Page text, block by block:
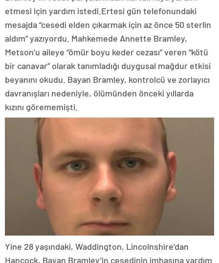
etmesi için yardım istedi.Ertesi gün telefonundaki
mesajda “cesedi elden çıkarmak için az önce 50 sterlin
aldım” yazıyordu. Mahkemede Annette Bramley,
Metson’u aileye “ömür boyu keder cezası” veren “kötü
bir canavar” olarak tanımladığı duygusal mağdur etkisi
beyanını okudu. Bayan Bramley, kontrolcü ve zorlayıcı
davranışları nedeniyle, ölümünden önceki yıllarda
kızını görememişti.
Yine 28 yaşındaki, Waddington, Lincolnshire’dan
Hancock, Bayan Bramley’in cesedinin imhasına yardım